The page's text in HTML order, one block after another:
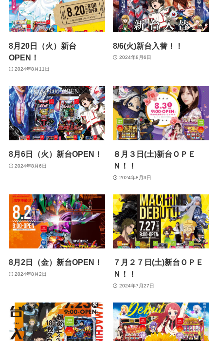
8月20日（火）新台
OPEN！
2024年8月11日
8/6(火)新台入替！！
2024年8月6日
8月6日（火）新台OPEN！
2024年8月6日
８月３日(土)新台ＯＰＥ
Ｎ！！
2024年8月3日
8月2日（金）新台OPEN！
2024年8月2日
７月２７日(土)新台ＯＰＥ
Ｎ！！
2024年7月27日